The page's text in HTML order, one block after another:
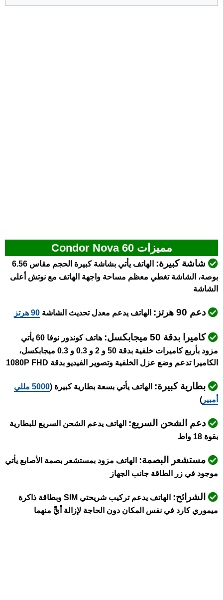
مميزات Condor Nova 60
شاشة كبيرة:
الهاتف يأتي بشاشة كبيرة الحجم مقاس 6.56
بوصة، الشاشة تغطي معظم مساحة واجهة الهاتف مع نوتش أعلى
الشاشة
دعم 90 هرتز: الهاتف يدعم معدل تحديث الشاشة 90 هرتز
كاميرا بدقة 50 ميجابكسل:
هاتف كوندور نوفا 60 يأتي
مزود بأربع كاميرات خلفية بدقة 50 و 2 و 0.3 و 0.3 ميجابكسل،
الكاميرا تدعم وضع عزل الخلفية وتصوير الفيديو بدقة 1080P FHD
بطارية كبيرة: الهاتف يأتي بسعة بطارية كبيرة (
5000 مللي
أمبير )
دعم الشحن السريع: الهاتف يدعم الشحن السريع للبطارية
بقوة 18 واط
مستشعر البصمة: الهاتف مزود بمستشعر بصمة الأصابع يأتي
موجود في زر الطاقة جانب الجهاز
الشرائح:
الهاتف يدعم تركيب شريحتي SIM وبطاقة ذاكرة
ميموري كارد في نفس المكان دون الحاجة لإزالة أيٍّ منهما